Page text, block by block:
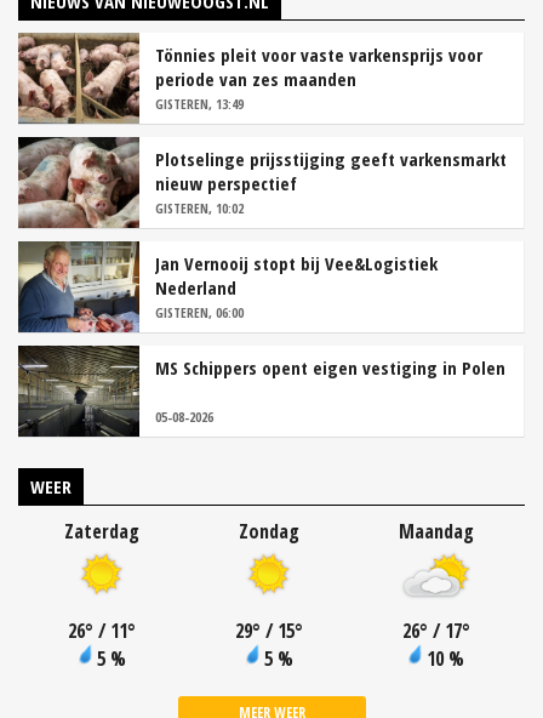
Tönnies pleit voor vaste varkensprijs voor
periode van zes maanden
GISTEREN, 13:49
Plotselinge prijsstijging geeft varkensmarkt
nieuw perspectief
GISTEREN, 10:02
Jan Vernooij stopt bij Vee&Logistiek
Nederland
GISTEREN, 06:00
MS Schippers opent eigen vestiging in Polen
05-08-2026
WEER
Zaterdag
26° / 11°
5 %
Zondag
29° / 15°
5 %
Maandag
26° / 17°
10 %
MEER WEER